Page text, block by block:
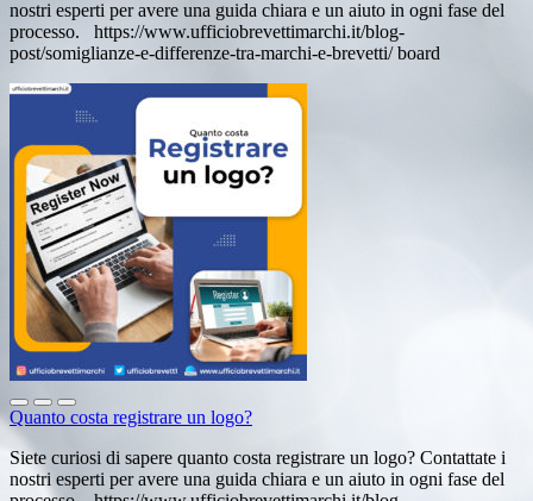
nostri esperti per avere una guida chiara e un aiuto in ogni fase del
processo. https://www.ufficiobrevettimarchi.it/blog-
post/somiglianze-e-differenze-tra-marchi-e-brevetti/ board
Quanto costa registrare un logo?
Siete curiosi di sapere quanto costa registrare un logo? Contattate i
nostri esperti per avere una guida chiara e un aiuto in ogni fase del